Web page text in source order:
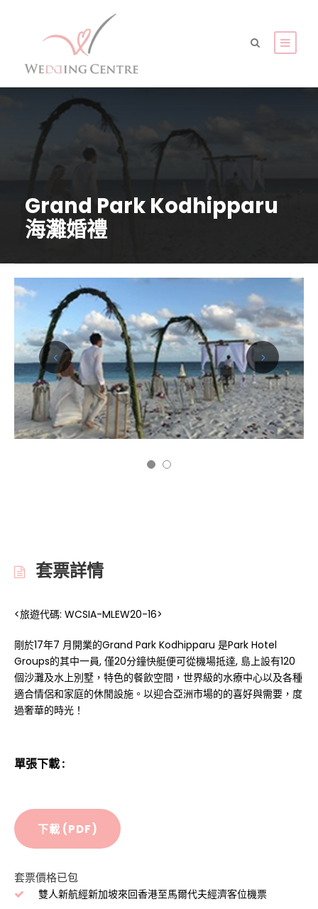
Grand Park Kodhipparu
海灘婚禮
套票詳情
<旅遊代碼: WCSIA-MLEW20-16>
剛於17年7 月開業的Grand Park Kodhipparu 是Park Hotel
Groups的其中一員, 僅20分鐘快艇便可從機場抵達, 島上設有120
個沙灘及水上別墅，特色的餐飲空間，世界級的水療中心以及各種
適合情侶和家庭的休閒設施。以迎合亞洲市場的的喜好與需要，度
過奢華的時光！
單張下載 :
下載 (PDF)
套票價格已包
雙人新航經新加坡來回香港至馬爾代夫經濟客位機票